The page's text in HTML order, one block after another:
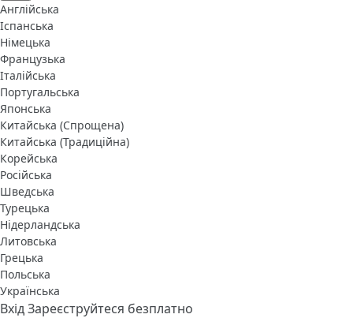
Англійська
Іспанська
Німецька
Французька
Італійська
Португальська
Японська
Китайська (Спрощена)
Китайська (Традиційна)
Корейська
Російська
Шведська
Турецька
Нідерландська
Литовська
Грецька
Польська
Українська
ВхідЗареєструйтеся безплатно